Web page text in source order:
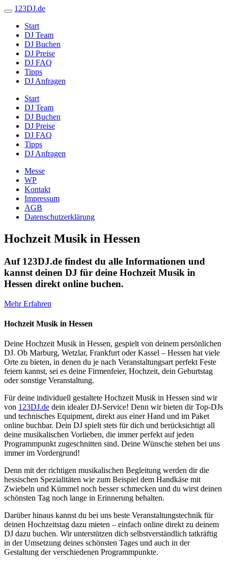
123DJ.de
Start
DJ Team
DJ Buchen
DJ Preise
DJ FAQ
Tipps
DJ Anfragen
Start
DJ Team
DJ Buchen
DJ Preise
DJ FAQ
Tipps
DJ Anfragen
Messe
WP
Kontakt
Impressum
AGB
Datenschutzerklärung
Hochzeit Musik in Hessen
Auf 123DJ.de findest du alle Informationen und
kannst deinen DJ für deine Hochzeit Musik in
Hessen direkt online buchen.
Mehr Erfahren
Hochzeit Musik in Hessen
Deine Hochzeit Musik in Hessen, gespielt von deinem persönlichen
DJ. Ob Marburg, Wetzlar, Frankfurt oder Kassel – Hessen hat viele
Orte zu bieten, in denen du je nach Veranstaltungsart perfekt Feste
feiern kannst, sei es deine Firmenfeier, Hochzeit, dein Geburtstag
oder sonstige Veranstaltung.
Für deine individuell gestaltete Hochzeit Musik in Hessen sind wir
von 123DJ.de dein idealer DJ-Service! Denn wir bieten dir Top-DJs
und technisches Equipment, direkt aus einer Hand und im Paket
online buchbar. Dein DJ spielt stets für dich und berücksichtigt all
deine musikalischen Vorlieben, die immer perfekt auf jeden
Programmpunkt zugeschnitten sind. Deine Wünsche stehen bei uns
immer im Vordergrund!
Denn mit der richtigen musikalischen Begleitung werden dir die
hessischen Spezialitäten wie zum Beispiel dem Handkäse mit
Zwiebeln und Kümmel noch besser schmecken und du wirst deinen
schönsten Tag noch lange in Erinnerung behalten.
Darüber hinaus kannst du bei uns beste Veranstaltungstechnik für
deinen Hochzeitstag dazu mieten – einfach online direkt zu deinem
DJ dazu buchen. Wir unterstützen dich selbstverständlich tatkräftig
in der Umsetzung deines schönsten Tages und auch in der
Gestaltung der verschiedenen Programmpunkte.